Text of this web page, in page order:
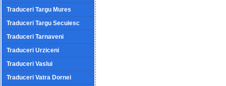
Traduceri Targu Mures
Traduceri Targu Secuiesc
Traduceri Tarnaveni
Traduceri Urziceni
Traduceri Vaslui
Traduceri Vatra Dornei